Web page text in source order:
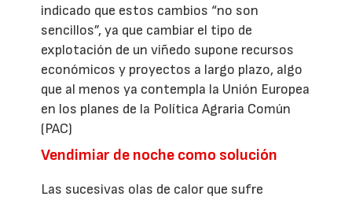
indicado que estos cambios “no son
sencillos”, ya que cambiar el tipo de
explotación de un viñedo supone recursos
económicos y proyectos a largo plazo, algo
que al menos ya contempla la Unión Europea
en los planes de la Política Agraria Común
(PAC)
Vendimiar de noche como solución
Las sucesivas olas de calor que sufre